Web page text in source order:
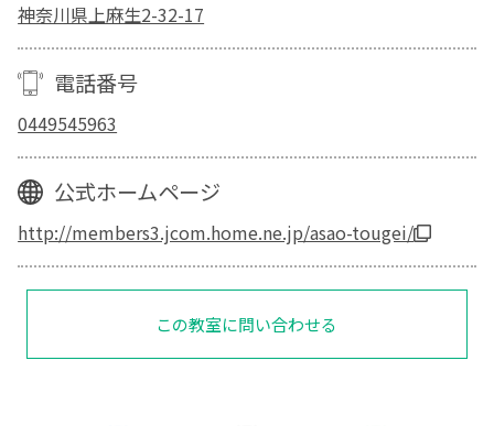
神奈川県上麻生2-32-17
電話番号
0449545963
公式ホームページ
http://members3.jcom.home.ne.jp/asao-tougei/
この教室に問い合わせる